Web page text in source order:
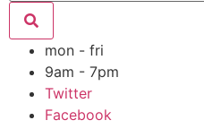
needhelp@linoor.com
888 999 0000